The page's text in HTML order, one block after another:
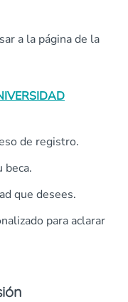
a la página de la
de registro.
beca.
que desees.
para aclarar